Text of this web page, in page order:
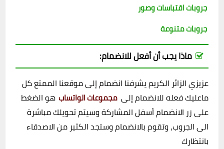
جروبات اقتباسات وصور
جروبات متنوعة
ماذا يجب أن أفعل للانضمام:
عزيزي الزائر الكريم يشرفنا انضمام إلى موقعنا الممتع كل
ماعليك فعله للانضمام إلى مجموعات الواتساب هو الضغط
على زر الانضمام أسفل المشاركة وسيتم تحويلك مباشرة
الى الجروب، وتقوم بالانضمام وستجد الكثير من الاصدقاء
بانتظارك